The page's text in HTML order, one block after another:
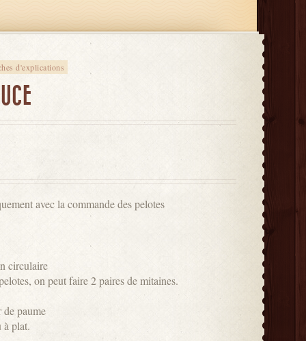
d'explications
avec la commande des pelotes
circulaire
on peut faire 2 paires de mitaines.
paume
à plat.